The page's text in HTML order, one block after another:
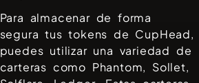
Para almacenar de forma
segura tus tokens de CupHead,
puedes utilizar una variedad de
carteras como Phantom, Sollet,